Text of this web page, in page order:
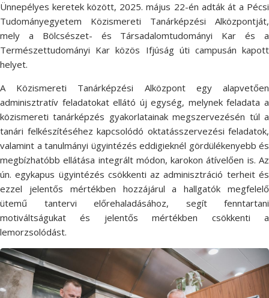
Ünnepélyes keretek között, 2025. május 22-én adták át a Pécsi
Tudományegyetem Közismereti Tanárképzési Alközpontját,
mely a Bölcsészet- és Társadalomtudományi Kar és a
Természettudományi Kar közös Ifjúság úti campusán kapott
helyet.
A Közismereti Tanárképzési Alközpont egy alapvetően
adminisztratív feladatokat ellátó új egység, melynek feladata a
közismereti tanárképzés gyakorlatainak megszervezésén túl a
tanári felkészítéséhez kapcsolódó oktatásszervezési feladatok,
valamint a tanulmányi ügyintézés eddigieknél gördülékenyebb és
megbízhatóbb ellátása integrált módon, karokon átívelően is. Az
ún. egykapus ügyintézés csökkenti az adminisztráció terheit és
ezzel jelentős mértékben hozzájárul a hallgatók megfelelő
ütemű tantervi előrehaladásához, segít fenntartani
motiváltságukat és jelentős mértékben csökkenti a
lemorzsolódást.